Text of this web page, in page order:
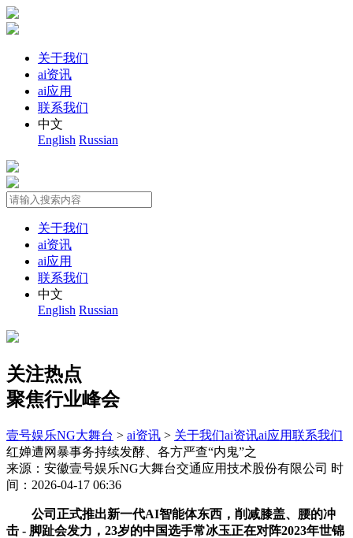
关于我们
ai资讯
ai应用
联系我们
中文
English Russian
关于我们
ai资讯
ai应用
联系我们
中文
English Russian
关注热点
聚焦行业峰会
壹号娱乐NG大舞台 > ai资讯 > 关于我们ai资讯ai应用联系我们
红婵遭网暴事务持续发酵、各方严查“内鬼”之
来源：安徽壹号娱乐NG大舞台交通应用技术股份有限公司 时
间：2026-04-17 06:36
公司正式推出新一代AI智能体东西，削减膝盖、腰的冲
击 - 脚趾会发力，23岁的中国选手常冰玉正在对阵2023年世锦